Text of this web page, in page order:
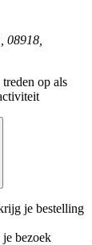
08918,
op als
je bestelling
bezoek